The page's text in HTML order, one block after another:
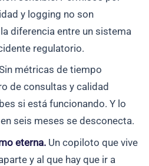
y logging no son
diferencia entre un sistema
regulatorio.
métricas de tiempo
de consultas y calidad
si está funcionando. Y lo
seis meses se desconecta.
eterna. Un copiloto que vive
y al que hay que ir a